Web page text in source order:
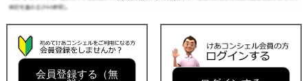
会員登録する（無